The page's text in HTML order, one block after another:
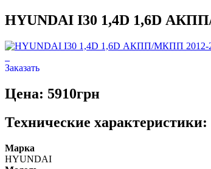
HYUNDAI I30 1,4D 1,6D
Заказать
Цена: 5910грн
Технические характеристики:
Марка
HYUNDAI